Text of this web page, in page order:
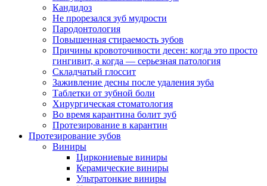
Кандидоз
Не прорезался зуб мудрости
Пародонтология
Повышенная стираемость зубов
Причины кровоточивости десен: когда это просто
гингивит, а когда — серьезная патология
Складчатый глоссит
Заживление десны после удаления зуба
Таблетки от зубной боли
Хирургическая стоматология
Во время карантина болит зуб
Протезирование в карантин
Протезирование зубов
Виниры
Циркониевые виниры
Керамические виниры
Ультратонкие виниры